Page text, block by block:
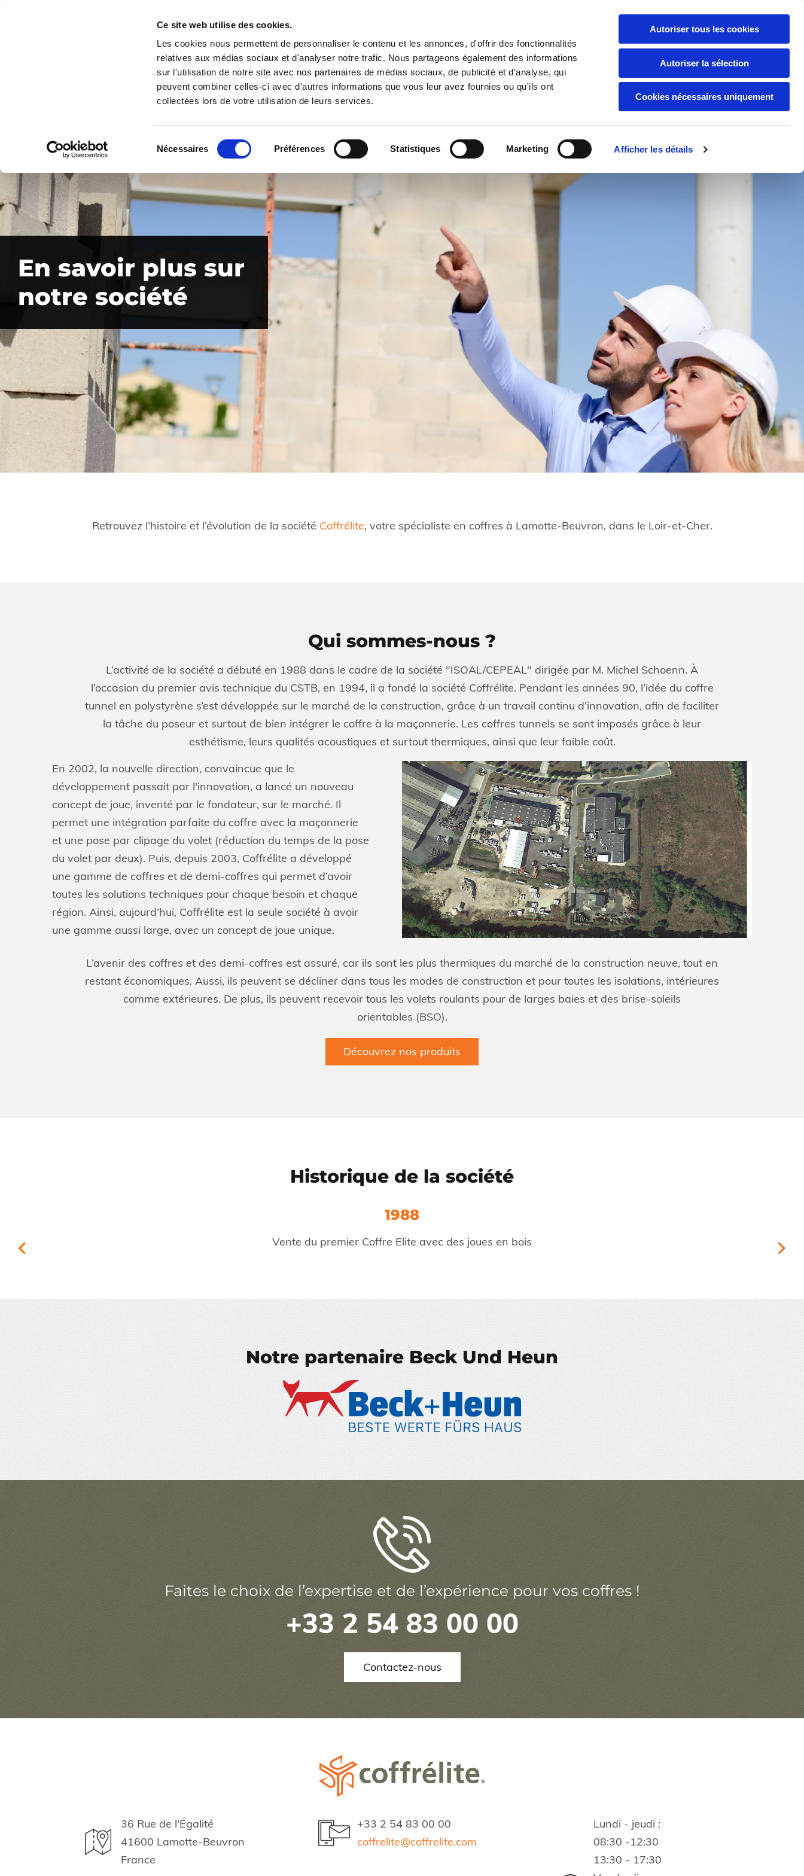
Ce site web utilise des cookies.
Les cookies nous permettent de personnaliser le contenu et les annonces, d'offrir des fonctionnalités
relatives aux médias sociaux et d'analyser notre trafic. Nous partageons également des informations
sur l'utilisation de notre site avec nos partenaires de médias sociaux, de publicité et d'analyse, qui
peuvent combiner celles-ci avec d'autres informations que vous leur avez fournies ou qu'ils ont
collectées lors de votre utilisation de leurs services.
du
Nécessaires Préférences Statistiques Marketing Afficher les détails
Autoriser tous les cookies
Autoriser la sélection
Cookies nécessaires uniquement
+33 2 54 83 00 00
Accueil La société Actualité Contact
En savoir plus sur
notre société
Retrouvez l’histoire et l’évolution de la société Coffrélite, votre spécialiste en coffres à Lamotte-Beuvron, dans le Loir-et-Cher.
Qui sommes-nous ?
L’activité de la société a débuté en 1988 dans le cadre de la société "ISOAL/CEPEAL" dirigée par M. Michel Schoenn. À
l’occasion du premier avis technique du CSTB, en 1994, il a fondé la société Coffrélite. Pendant les années 90, l’idée du coffre
tunnel en polystyrène s’est développée sur le marché de la construction, grâce à un travail continu d’innovation, afin de faciliter
la tâche du poseur et surtout de bien intégrer le coffre à la maçonnerie. Les coffres tunnels se sont imposés grâce à leur
esthétisme, leurs qualités acoustiques et surtout thermiques, ainsi que leur faible coût.
En 2002, la nouvelle direction, convaincue que le
développement passait par l'innovation, a lancé un nouveau
concept de joue, inventé par le fondateur, sur le marché. Il
permet une intégration parfaite du coffre avec la maçonnerie
et une pose par clipage du volet (réduction du temps de la pose
du volet par deux). Puis, depuis 2003, Coffrélite a développé
une gamme de coffres et de demi-coffres qui permet d’avoir
toutes les solutions techniques pour chaque besoin et chaque
région. Ainsi, aujourd’hui, Coffrélite est la seule société à avoir
une gamme aussi large, avec un concept de joue unique.
L’avenir des coffres et des demi-coffres est assuré, car ils sont les plus thermiques du marché de la construction neuve, tout en
restant économiques. Aussi, ils peuvent se décliner dans tous les modes de construction et pour toutes les isolations, intérieures
comme extérieures. De plus, ils peuvent recevoir tous les volets roulants pour de larges baies et des brise-soleils
orientables (BSO).
Découvrez nos produits
Historique de la société
1994
Création de la sous face en PVC
Notre partenaire Beck Und Heun
Faites le choix de l’expertise et de l’expérience pour vos coffres !
+33 2 54 83 00 00
Contactez-nous
36 Rue de l'Égalité
41600 Lamotte-Beuvron
France
+33 2 54 83 00 00
coffrelite@coffrelite.com
Lundi - jeudi :
08:30 -12:30
13:30 - 17:30